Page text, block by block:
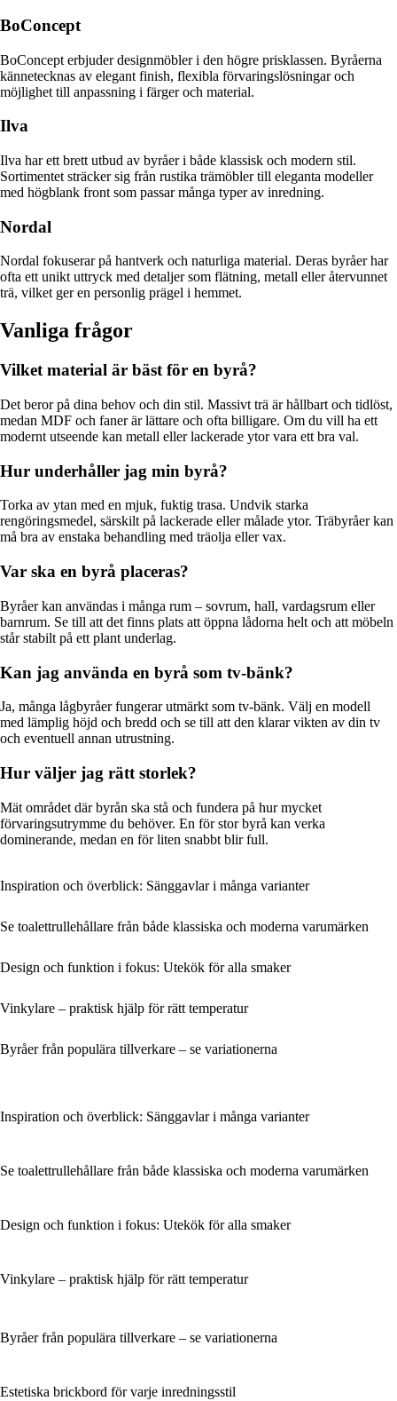
BoConcept
BoConcept erbjuder designmöbler i den högre prisklassen. Byråerna
kännetecknas av elegant finish, flexibla förvaringslösningar och
möjlighet till anpassning i färger och material.
Ilva
Ilva har ett brett utbud av byråer i både klassisk och modern stil.
Sortimentet sträcker sig från rustika trämöbler till eleganta modeller
med högblank front som passar många typer av inredning.
Nordal
Nordal fokuserar på hantverk och naturliga material. Deras byråer har
ofta ett unikt uttryck med detaljer som flätning, metall eller återvunnet
trä, vilket ger en personlig prägel i hemmet.
Vanliga frågor
Vilket material är bäst för en byrå?
Det beror på dina behov och din stil. Massivt trä är hållbart och tidlöst,
medan MDF och faner är lättare och ofta billigare. Om du vill ha ett
modernt utseende kan metall eller lackerade ytor vara ett bra val.
Hur underhåller jag min byrå?
Torka av ytan med en mjuk, fuktig trasa. Undvik starka
rengöringsmedel, särskilt på lackerade eller målade ytor. Träbyråer kan
må bra av enstaka behandling med träolja eller vax.
Var ska en byrå placeras?
Byråer kan användas i många rum – sovrum, hall, vardagsrum eller
barnrum. Se till att det finns plats att öppna lådorna helt och att möbeln
står stabilt på ett plant underlag.
Kan jag använda en byrå som tv-bänk?
Ja, många lågbyråer fungerar utmärkt som tv-bänk. Välj en modell
med lämplig höjd och bredd och se till att den klarar vikten av din tv
och eventuell annan utrustning.
Hur väljer jag rätt storlek?
Mät området där byrån ska stå och fundera på hur mycket
förvaringsutrymme du behöver. En för stor byrå kan verka
dominerande, medan en för liten snabbt blir full.
Inspiration och överblick: Sänggavlar i många varianter
Se toalettrullehållare från både klassiska och moderna varumärken
Design och funktion i fokus: Utekök för alla smaker
Vinkylare – praktisk hjälp för rätt temperatur
Byråer från populära tillverkare – se variationerna
Inspiration och överblick: Sänggavlar i många varianter
Se toalettrullehållare från både klassiska och moderna varumärken
Design och funktion i fokus: Utekök för alla smaker
Vinkylare – praktisk hjälp för rätt temperatur
Byråer från populära tillverkare – se variationerna
Estetiska brickbord för varje inredningsstil